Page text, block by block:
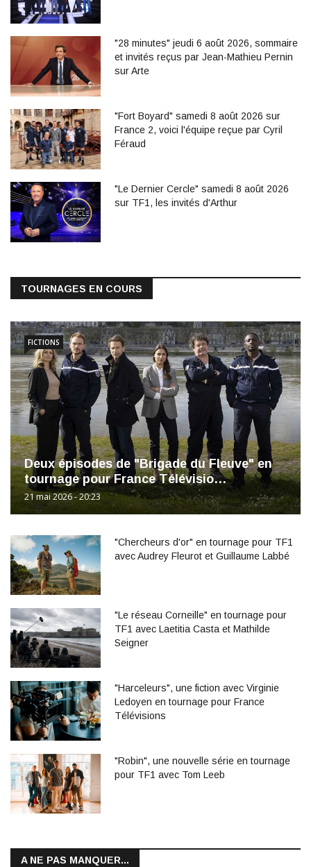
"28 minutes" jeudi 6 août 2026, sommaire
et invités reçus par Jean-Mathieu Pernin
sur Arte
"Fort Boyard" samedi 8 août 2026 sur
France 2, voici l'équipe reçue par Cyril
Féraud
"Le Dernier Cercle" samedi 8 août 2026
sur TF1, les invités d'Arthur
TOURNAGES EN COURS
Deux épisodes de "Brigade du Fleuve" en
tournage pour France Télévisio…
21 mai 2026 - 20:23
FICTIONS
"Chercheurs d'or" en tournage pour TF1
avec Audrey Fleurot et Guillaume Labbé
"Le réseau Corneille" en tournage pour
TF1 avec Laetitia Casta et Mathilde
Seigner
"Harceleurs", une fiction avec Virginie
Ledoyen en tournage pour France
Télévisions
"Robin", une nouvelle série en tournage
pour TF1 avec Tom Leeb
A NE PAS MANQUER...